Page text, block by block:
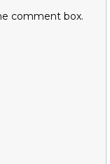
comment box.